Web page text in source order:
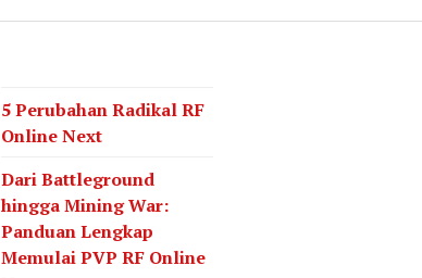
5 Perubahan Radikal RF
Online Next
Dari Battleground
hingga Mining War:
Panduan Lengkap
Memulai PVP RF Online